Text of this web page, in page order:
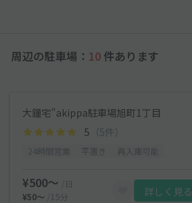
周辺の駐車場： 10 件あります
大鐘宅"akippa駐車場旭町1丁目
5 （5件）
¥500〜
/日
¥50〜
/15分 詳しく見る